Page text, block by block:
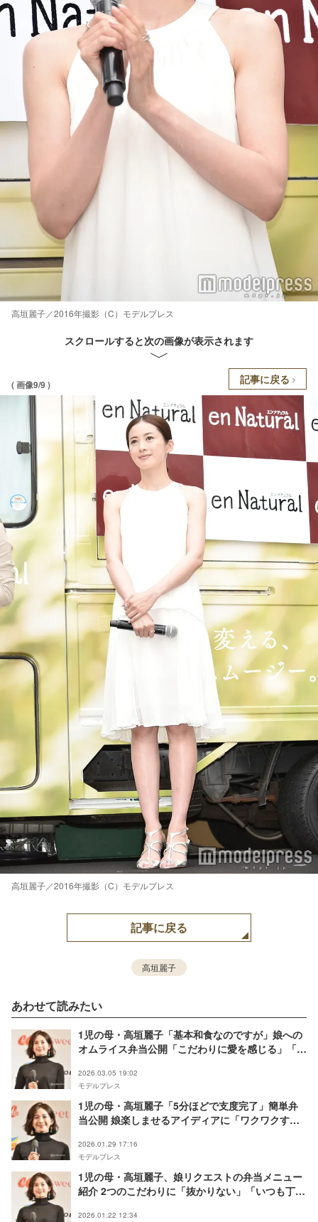
高垣麗子／2016年撮影（C）モデルプレス
スクロールすると次の画像が表示されます
( 画像9/9 ) 記事に戻る
高垣麗子／2016年撮影（C）モデルプレス
記事に戻る
高垣麗子
あわせて読みたい
1児の母・高垣麗子「基本和食なのですが」娘への
オムライス弁当公開「こだわりに愛を感じる」「お
2026.03.05 19:02
モデルプレス
1児の母・高垣麗子「5分ほどで支度完了」簡単弁
当公開 娘楽しませるアイディアに「ワクワクす
2026.01.29 17:16
モデルプレス
1児の母・高垣麗子、娘リクエストの弁当メニュー
紹介 2つのこだわりに「抜かりない」「いつも丁寧
2026.01.22 12:34